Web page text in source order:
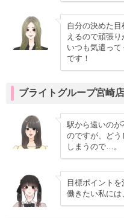
自分の決めた
えるので頑張
いつも気遣っ
です！
ブライトグループ宮崎
駅から遠いの
のですが、どう
しまうので…。
目標ポイント
働きたい私には